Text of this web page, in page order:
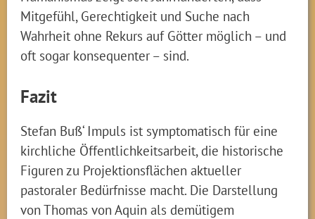
Mitgefühl, Gerechtigkeit und Suche nach
Wahrheit ohne Rekurs auf Götter möglich – und
oft sogar konsequenter – sind.
Fazit
Stefan Buß‘ Impuls ist symptomatisch für eine
kirchliche Öffentlichkeitsarbeit, die historische
Figuren zu Projektionsflächen aktueller
pastoraler Bedürfnisse macht. Die Darstellung
von Thomas von Aquin als demütigem